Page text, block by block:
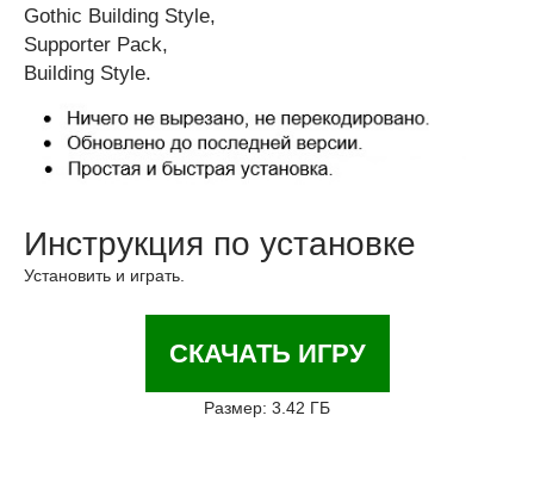
Gothic Building Style,
Supporter Pack,
Building Style.
Инструкция по установке
Установить и играть.
СКАЧАТЬ ИГРУ
Размер: 3.42 ГБ